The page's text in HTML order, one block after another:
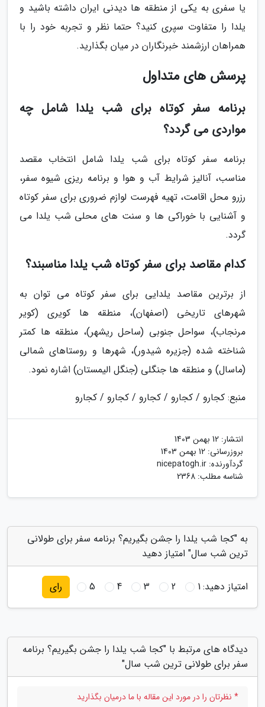
یا سفری به یکی از منطقه ها دیدنی ایران داشته باشید و
یلدا را متفاوت سپری کنید؟ حتما نظر و تجربه خود را با
همراهان ارزشمند خبرنگاران در میان بگذارید.
پرسش های متداول
برنامه سفر کوتاه برای شب یلدا شامل چه
مواردی می گردد؟
برنامه سفر کوتاه برای شب یلدا شامل انتخاب مقصد
مناسب، آنالیز شرایط آب و هوا و برنامه ریزی شیوه سفر،
رزرو محل اقامت، تهیه فهرست لوازم ضروری برای سفر کوتاه
و آشنایی با خوراکی ها و سنت های محلی شب یلدا می
گردد.
کدام مقاصد برای سفر کوتاه شب یلدا مناسبند؟
از برترین مقاصد یلدایی برای سفر کوتاه می توان به
شهرهای تاریخی (اصفهان)، منطقه ها کویری (کویر
مرنجاب)، سواحل جنوبی (ساحل ریشهر)، منطقه ها کمتر
شناخته شده (جزیره شیدور)، شهرها و روستاهای شمالی
(ماسال) و منطقه ها جنگلی (جنگل الیمستان) اشاره نمود.
منبع: کجارو / کجارو / کجارو / کجارو / کجارو
انتشار: 12 بهمن 1403
بروزرسانی: 12 بهمن 1403
گردآورنده: nicepatogh.ir
شناسه مطلب: 2368
به "کجا شب یلدا را جشن بگیریم؟ برنامه سفر برای طولانی
ترین شب سال" امتیاز دهید
امتیاز دهید:1
2
3
4
5 رای
دیدگاه های مرتبط با "کجا شب یلدا را جشن بگیریم؟ برنامه
سفر برای طولانی ترین شب سال"
* نظرتان را در مورد این مقاله با ما درمیان بگذارید